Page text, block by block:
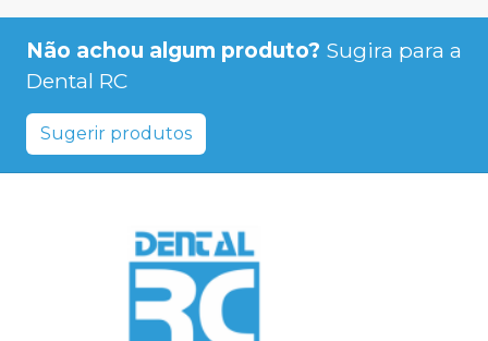
Não achou algum produto? Sugira para a
Dental RC
Sugerir produtos